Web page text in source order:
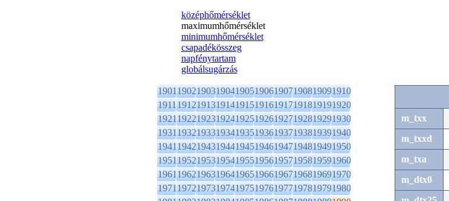
középhőmérséklet
maximumhőmérséklet
minimumhőmérséklet
csapadékösszeg
napfénytartam
globálsugárzás
1901190219031904190519061907190819091910
1911191219131914191519161917191819191920
1921192219231924192519261927192819291930
1931193219331934193519361937193819391940
1941194219431944194519461947194819491950
1951195219531954195519561957195819591960
1961196219631964196519661967196819691970
1971197219731974197519761977197819791980
m_txx
m_txxd
m_txa
m_dtx0